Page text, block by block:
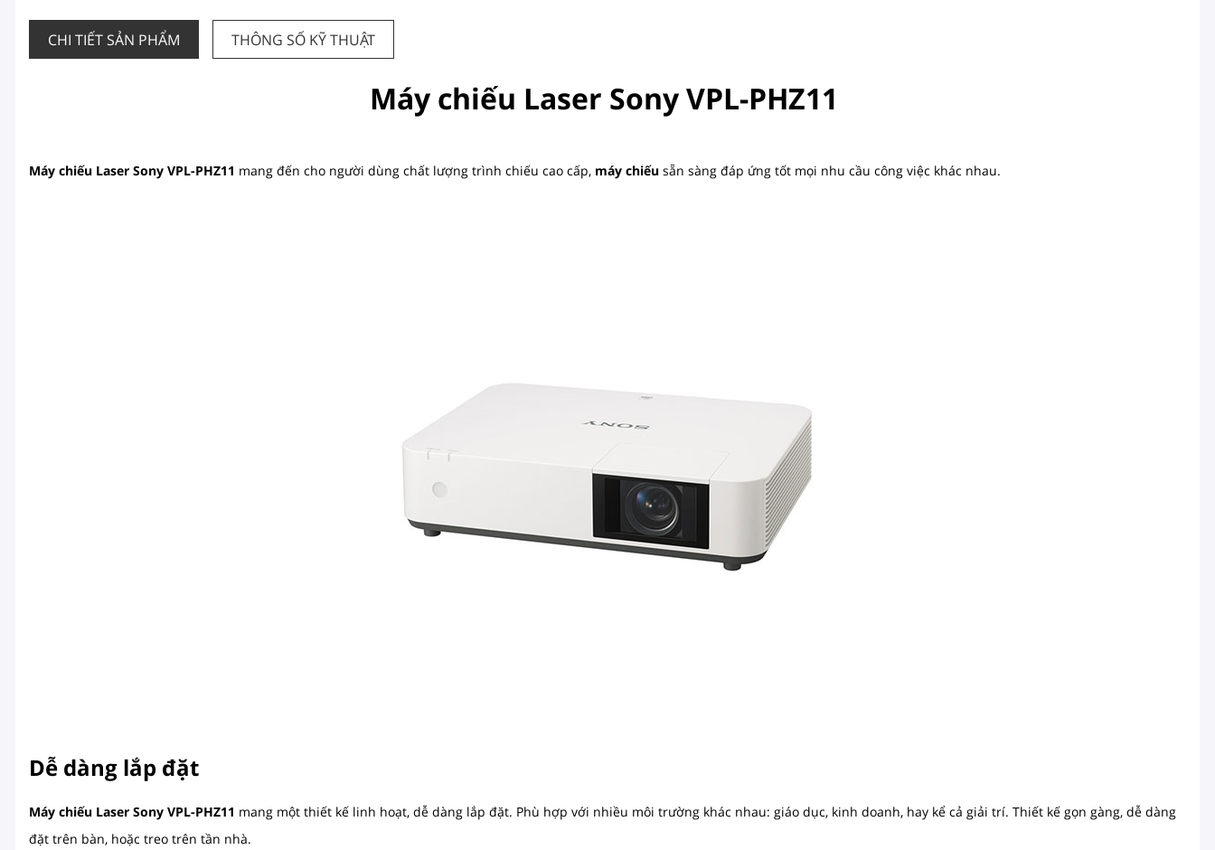
CHI TIẾT SẢN PHẨM THÔNG SỐ KỸ THUẬT
Máy chiếu Laser Sony VPL-PHZ11
Máy chiếu Laser Sony VPL-PHZ11 mang đến cho người dùng chất lượng trình chiếu cao cấp, máy chiếu sẵn sàng đáp ứng tốt mọi nhu cầu công việc khác nhau.
Dễ dàng lắp đặt
Máy chiếu Laser Sony VPL-PHZ11 mang một thiết kế linh hoạt, dễ dàng lắp đặt. Phù hợp với nhiều môi trường khác nhau: giáo dục, kinh doanh, hay kể cả giải trí. Thiết kế gọn gàng, dễ dàng
đặt trên bàn, hoặc treo trên tần nhà.